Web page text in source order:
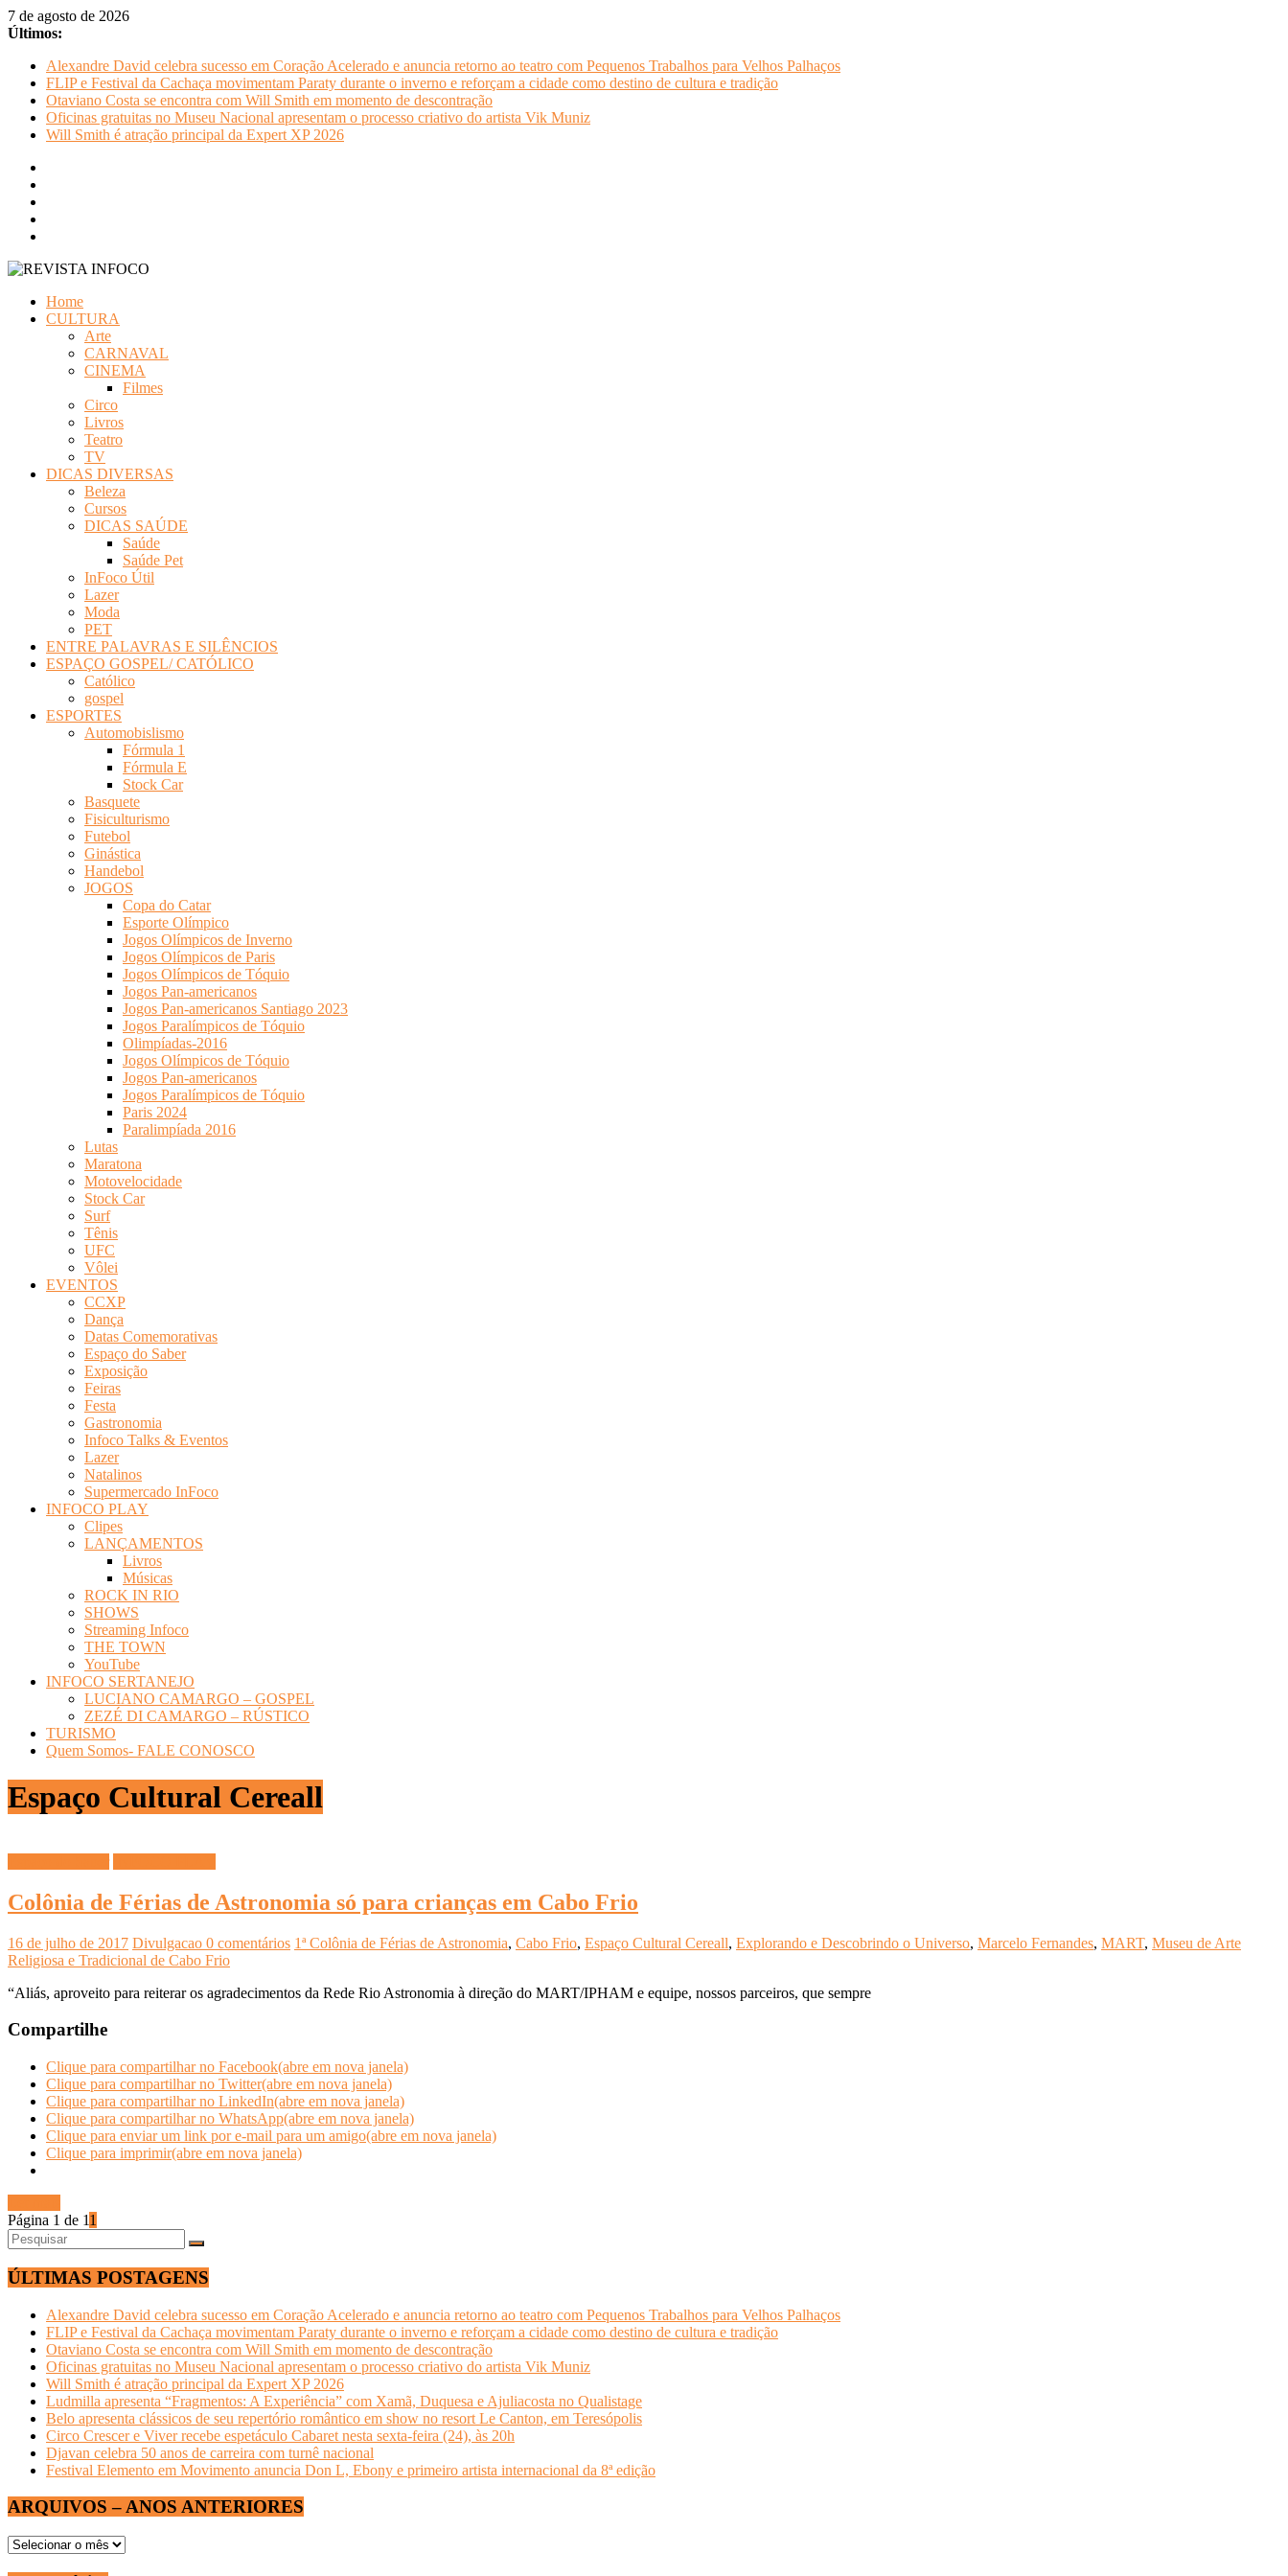
Pular
para
conteúdo
7 de agosto de 2026
Últimos:
Alexandre David celebra sucesso em Coração Acelerado e anuncia retorno ao teatro com Pequenos Trabalhos para Velhos Palhaços
FLIP e Festival da Cachaça movimentam Paraty durante o inverno e reforçam a cidade como destino de cultura e tradição
Otaviano Costa se encontra com Will Smith em momento de descontração
Oficinas gratuitas no Museu Nacional apresentam o processo criativo do artista Vik Muniz
Will Smith é atração principal da Expert XP 2026
INFOCO
Home
CULTURA
Arte
CARNAVAL
CINEMA
Filmes
Circo
Livros
Teatro
TV
DICAS DIVERSAS
Beleza
Cursos
DICAS SAÚDE
Saúde
Saúde Pet
InFoco Útil
Lazer
Moda
PET
ENTRE PALAVRAS E SILÊNCIOS
ESPAÇO GOSPEL/ CATÓLICO
Católico
gospel
ESPORTES
Automobislismo
Fórmula 1
Fórmula E
Stock Car
Basquete
Fisiculturismo
Futebol
Ginástica
Handebol
JOGOS
Copa do Catar
Esporte Olímpico
Jogos Olímpicos de Inverno
Jogos Olímpicos de Paris
Jogos Olímpicos de Tóquio
Jogos Pan-americanos
Jogos Pan-americanos Santiago 2023
Jogos Paralímpicos de Tóquio
Olimpíadas-2016
Jogos Olímpicos de Tóquio
Jogos Pan-americanos
Jogos Paralímpicos de Tóquio
Paris 2024
Paralimpíada 2016
Lutas
Maratona
Motovelocidade
Stock Car
Surf
Tênis
UFC
Vôlei
EVENTOS
CCXP
Dança
Datas Comemorativas
Espaço do Saber
Exposição
Feiras
Festa
Gastronomia
Infoco Talks & Eventos
Lazer
Natalinos
Supermercado InFoco
INFOCO PLAY
Clipes
LANÇAMENTOS
Livros
Músicas
ROCK IN RIO
SHOWS
Streaming Infoco
THE TOWN
YouTube
INFOCO SERTANEJO
LUCIANO CAMARGO – GOSPEL
ZEZÉ DI CAMARGO – RÚSTICO
TURISMO
Quem Somos- FALE CONOSCO
Espaço Cultural Cereall
Colônia de Férias de Astronomia só para crianças em Cabo Frio
16 de julho de 2017 Divulgacao 0 comentários 1ª Colônia de Férias de Astronomia, Cabo Frio, Espaço Cultural Cereall, Explorando e Descobrindo o Universo, Marcelo Fernandes, MART, Museu de Arte
Religiosa e Tradicional de Cabo Frio
“Aliás, aproveito para reiterar os agradecimentos da Rede Rio Astronomia à direção do MART/IPHAM e equipe, nossos parceiros, que sempre
Compartilhe
Clique para compartilhar no Facebook(abre em nova janela)
Clique para compartilhar no Twitter(abre em nova janela)
Clique para compartilhar no LinkedIn(abre em nova janela)
Clique para compartilhar no WhatsApp(abre em nova janela)
Clique para enviar um link por e-mail para um amigo(abre em nova janela)
Clique para imprimir(abre em nova janela)
Página 1 de 11
ÚLTIMAS POSTAGENS
Alexandre David celebra sucesso em Coração Acelerado e anuncia retorno ao teatro com Pequenos Trabalhos para Velhos Palhaços
FLIP e Festival da Cachaça movimentam Paraty durante o inverno e reforçam a cidade como destino de cultura e tradição
Otaviano Costa se encontra com Will Smith em momento de descontração
Oficinas gratuitas no Museu Nacional apresentam o processo criativo do artista Vik Muniz
Will Smith é atração principal da Expert XP 2026
Ludmilla apresenta “Fragmentos: A Experiência” com Xamã, Duquesa e Ajuliacosta no Qualistage
Belo apresenta clássicos de seu repertório romântico em show no resort Le Canton, em Teresópolis
Circo Crescer e Viver recebe espetáculo Cabaret nesta sexta-feira (24), às 20h
Djavan celebra 50 anos de carreira com turnê nacional
Festival Elemento em Movimento anuncia Don L, Ebony e primeiro artista internacional da 8ª edição
ARQUIVOS – ANOS ANTERIORES
ARQUIVOS